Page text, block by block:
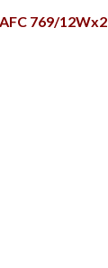
769/12Wx2